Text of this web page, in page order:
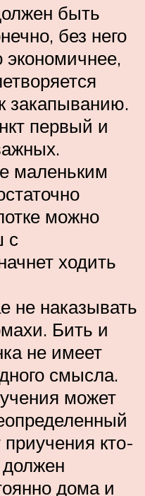
быть
без него
экономичнее,
закапыванию.
первый и
маленьким
можно
с
ходить
не наказывать
Бить и
не имеет
смысла.
может
кто-
дома и